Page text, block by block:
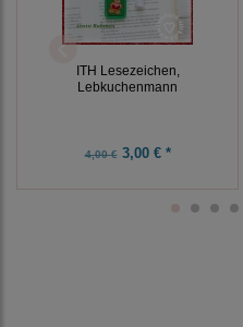
ITH Lesezeichen,
Lebkuchenmann
4,00 €3,00 € *